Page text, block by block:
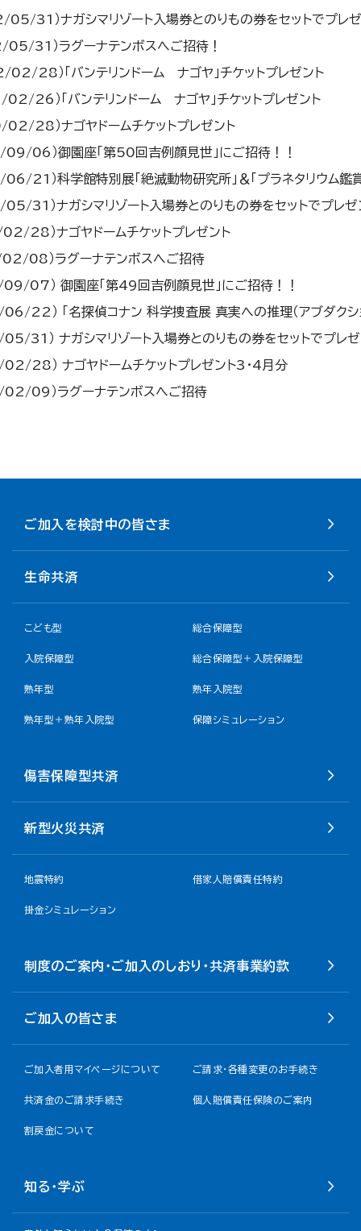
）ナガシマリゾート入場券とのりもの券をセットでプレゼ
31）ラグーナテンボスへご招待！
）「バンテリンドーム ナゴヤ」チケットプレゼント
）「バンテリンドーム ナゴヤ」チケットプレゼント
）ナゴヤドームチケットプレゼント
）御園座「第50回吉例顔見世」にご招待！！
）科学館特別展「絶滅動物研究所」＆「プラネタリウム鑑
）ナガシマリゾート入場券とのりもの券をセットでプレゼ
）ナゴヤドームチケットプレゼント
08）ラグーナテンボスへご招待
） 御園座「第49回吉例顔見世」にご招待！！
「名探偵コナン 科学捜査展 真実への推理（アブダクショ
） ナガシマリゾート入場券とのりもの券をセットでプレゼ
） ナゴヤドームチケットプレゼント3・4月分
09）ラグーナテンボスへご招待
ご加入を検討中の皆さま
生命共済
こども型 総合保障型
入院保障型 総合保障型＋入院保障型
熟年型 熟年入院型
熟年型＋熟年入院型 保障シミュレーション
傷害保障型共済
新型火災共済
地震特約 借家人賠償責任特約
掛金シミュレーション
制度のご案内・ご加入のしおり・共済事業約款
ご加入の皆さま
ご加入者用マイページについて ご請求・各種変更のお手続き
共済金のご請求手続き 個人賠償責任保険のご案内
割戻金について​
知る・学ぶ